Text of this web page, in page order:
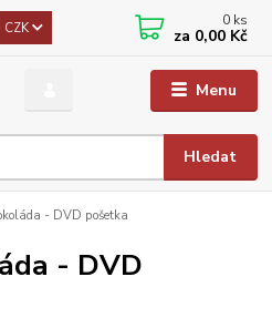
Menu
CZK
Hledat
0 ks
za 0,00 Kč
- DVD pošetka
- DVD